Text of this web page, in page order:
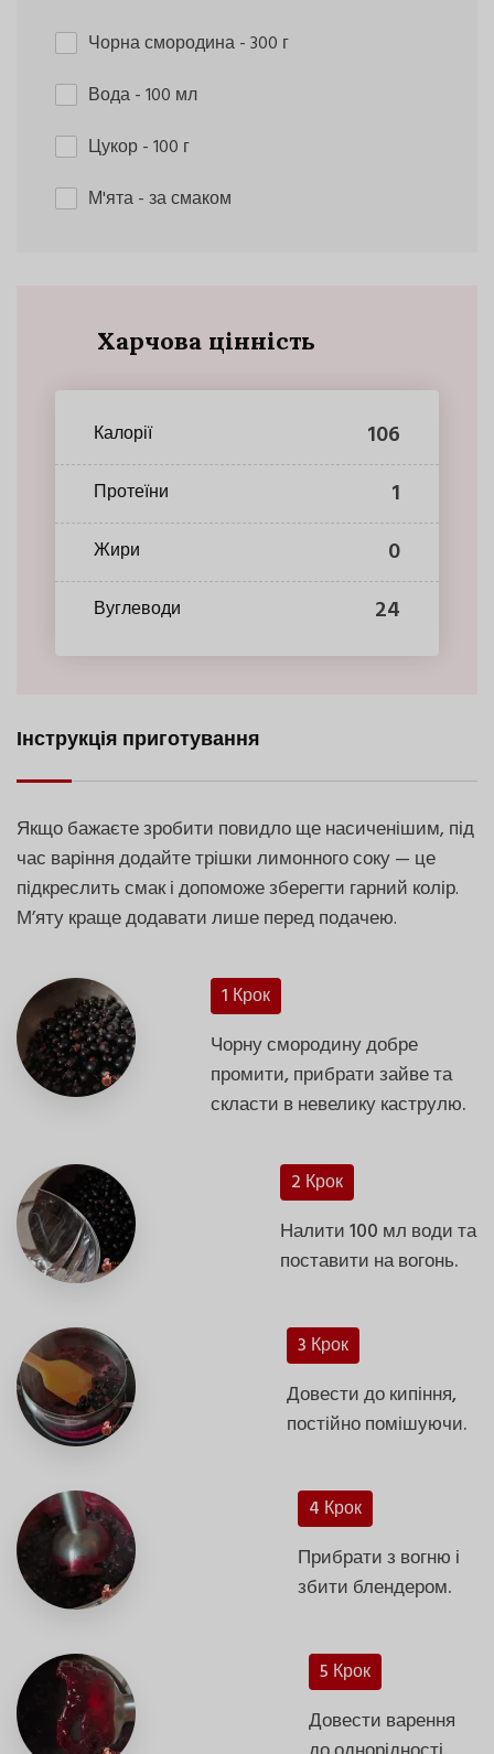
Чорна смородина- 300 г
Вода- 100 мл
Цукор- 100 г
М'ята- за смаком
Харчова цінність
Калорії 106
Протеїни 1
Жири 0
Вуглеводи 24
Інструкція приготування
Якщо бажаєте зробити повидло ще насиченішим, під
час варіння додайте трішки лимонного соку — це
підкреслить смак і допоможе зберегти гарний колір.
М’яту краще додавати лише перед подачею.
1 Крок
Чорну смородину добре
промити, прибрати зайве та
скласти в невелику каструлю.
2 Крок
Налити 100 мл води та
поставити на вогонь.
3 Крок
Довести до кипіння,
постійно помішуючи.
4 Крок
Прибрати з вогню і
збити блендером.
5 Крок
Довести варення